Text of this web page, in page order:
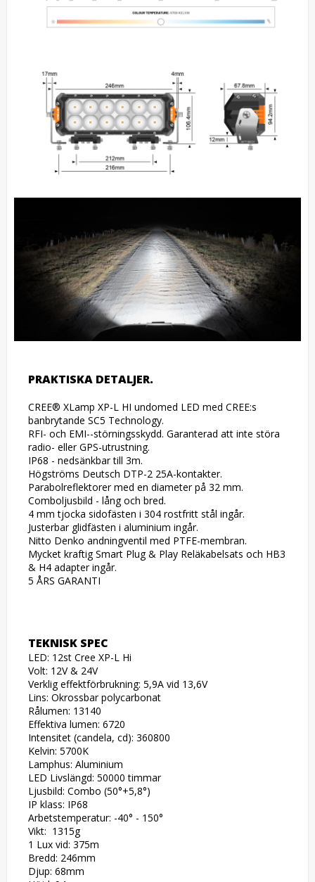
PRAKTISKA DETALJER.
CREE® XLamp XP-L HI undomed LED med CREE:s
banbrytande SC5 Technology.
RFI- och EMI--störningsskydd. Garanterad att inte störa
radio- eller GPS-utrustning.
IP68 - nedsänkbar till 3m.
Högströms Deutsch DTP-2 25A-kontakter.
Parabolreflektorer med en diameter på 32 mm.
Comboljusbild - lång och bred.
4 mm tjocka sidofästen i 304 rostfritt stål ingår.
Justerbar glidfästen i aluminium ingår.
Nitto Denko andningventil med PTFE-membran.
Mycket kraftig Smart Plug & Play Reläkabelsats och HB3
& H4 adapter ingår.
5 ÅRS GARANTI
TEKNISK SPEC
LED: 12st Cree XP-L Hi
Volt: 12V & 24V
Verklig effektförbrukning: 5,9A vid 13,6V
Lins: Okrossbar polycarbonat
Rålumen: 13140
Effektiva lumen: 6720
Intensitet (candela, cd): 360800
Kelvin: 5700K
Lamphus: Aluminium
LED Livslängd: 50000 timmar
Ljusbild: Combo (50°+5,8°)
IP klass: IP68
Arbetstemperatur: -40° - 150°
Vikt:  1315g
1 Lux vid: 375m
Bredd: 246mm
Djup: 68mm